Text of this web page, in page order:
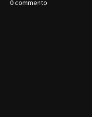
0 commento